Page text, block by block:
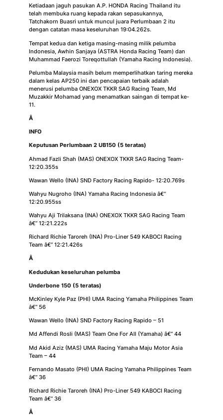
Ketiadaan jaguh pasukan A.P. HONDA Racing Thailand itu
telah membuka ruang kepada rakan sepasukannya,
Tatchakorn Buasri untuk muncul juara Perlumbaan 2 itu
dengan catatan masa keseluruhan 19:04.262s.
Tempat kedua dan ketiga masing-masing milik pelumba
Indonesia, Awhin Sanjaya (ASTRA Honda Racing Team) dan
Muhammad Faerozi Toreqottullah (Yamaha Racing Indonesia).
Pelumba Malaysia masih belum memperlihatkan taring mereka
dalam kelas AP250 ini dan pencapaian terbaik adalah
menerusi pelumba ONEXOX TKKR SAG Racing Team, Md
Muzakkir Mohamad yang menamatkan saingan di tempat ke-
11.
Â
INFO
Keputusan Perlumbaan 2 UB150 (5 teratas)
Ahmad Fazli Shah (MAS) ONEXOX TKKR SAG Racing Team-
12:20.355s
Wawan Wello (INA) SND Factory Racing Rapido- 12:20.769s
Wahyu Nugroho (INA) Yamaha Racing Indonesia â€“
12:20.955ss
Wahyu Aji Trilaksana (INA) ONEXOX TKKR SAG Racing Team
â€“ 12:21.222s
Richard Richie Taroreh (INA) Pro-Liner 549 KABOCI Racing
Team â€“ 12:21.426s
Â
Kedudukan keseluruhan pelumba
Underbone 150 (5 teratas)
McKinley Kyle Paz (PHI) UMA Racing Yamaha Philippines Team
â€“ 56
Wawan Wello (INA) SND Factory Racing Rapido – 51
Md Affendi Rosli (MAS) Team One For All (Yamaha) â€“ 44
Md Akid Aziz (MAS) UMA Racing Yamaha Maju Motor Asia
Team – 44
Fernando Masato (PHI) UMA Racing Yamaha Philippines Team
â€“ 36
Richard Richie Taroreh (INA) Pro-Liner 549 KABOCI Racing
Team â€“ 36
Â